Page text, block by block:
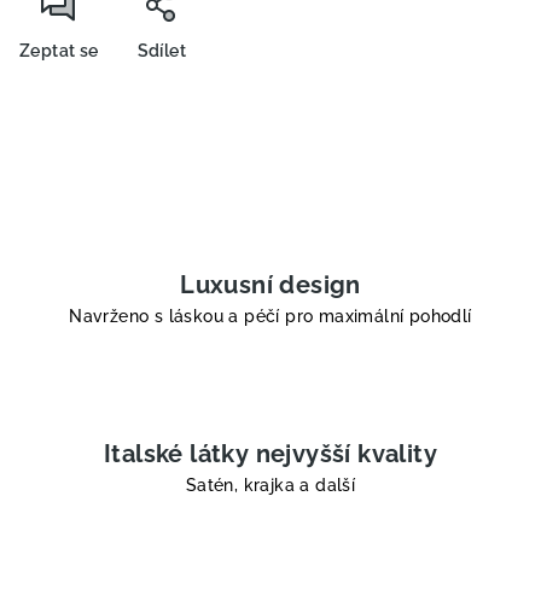
Zeptat se Sdílet
Luxusní design
Navrženo s láskou a péčí pro maximální pohodlí
Italské látky nejvyšší kvality
Satén, krajka a další